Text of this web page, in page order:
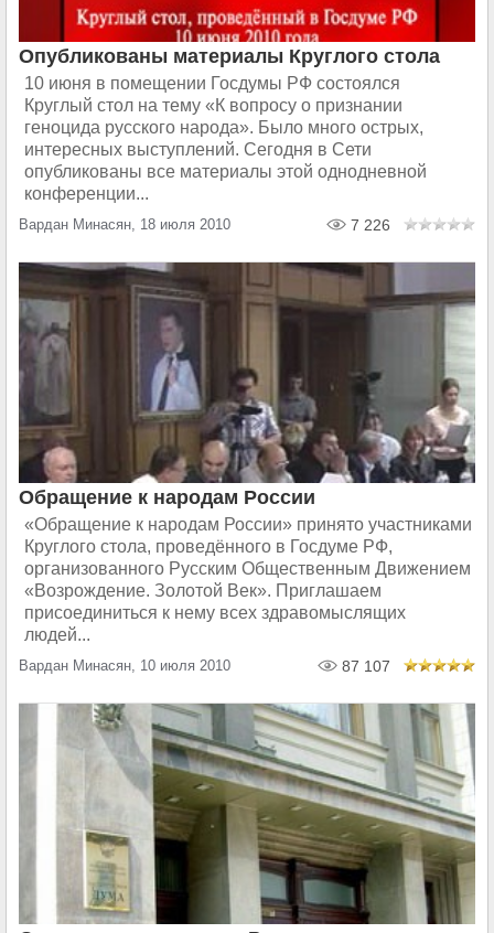
Опубликованы материалы Круглого стола
10 июня в помещении Госдумы РФ состоялся
Круглый стол на тему «К вопросу о признании
геноцида русского народа». Было много острых,
интересных выступлений. Сегодня в Сети
опубликованы все материалы этой однодневной
конференции...
Вардан Минасян, 18 июля 2010 7 226
Обращение к народам России
«Обращение к народам России» принято участниками
Круглого стола, проведённого в Госдуме РФ,
организованного Русским Общественным Движением
«Возрождение. Золотой Век». Приглашаем
присоединиться к нему всех здравомыслящих
людей...
Вардан Минасян, 10 июля 2010 87 107